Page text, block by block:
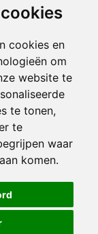
cookies en
om
website te
te tonen,
te
waar
komen.
door FalcoTravel